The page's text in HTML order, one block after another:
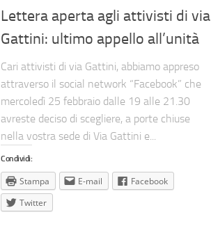
Lettera aperta agli attivisti di via
Gattini: ultimo appello all’unità
Cari attivisti di via Gattini, abbiamo appreso
attraverso il social network “Facebook” che
mercoledì 25 febbraio dalle 19 alle 21.30
avreste deciso di scegliere, a porte chiuse
nella vostra sede di Via Gattini e...
Condividi:
Stampa E-mail
Facebook
Twitter